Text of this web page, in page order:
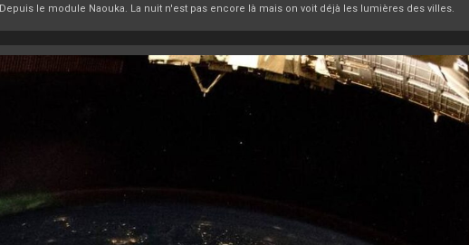
Depuis le module Naouka. La nuit n'est pas encore là mais on voit déjà les lumières des villes.